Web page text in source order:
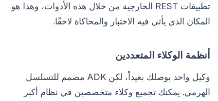
تطبيقات REST الخارجية من خلال هذه الأدوات، وهذا هو
المكان الذي يأتي فيه الاختبار والمحاكاة لاحقًا.
أنظمة الوكلاء المتعددين
وكيل واحد يوصلك بعيداً، لكن ADK مصمم للتسلسل
الهرمي. يمكنك تجميع وكلاء متخصصين في نظام أكبر